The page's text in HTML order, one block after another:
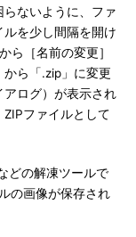
ないように、ファ
を少し間隔を開け
ら［名前の変更］
ら「.zip」に変更
ログ）が表示され
ファイルとして
どの解凍ツールで
の画像が保存され